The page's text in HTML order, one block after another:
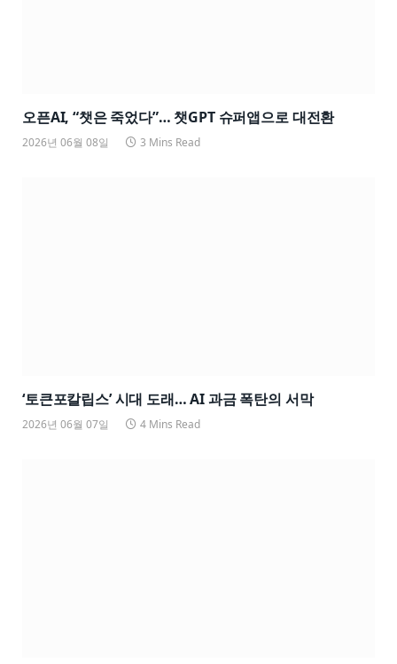
오픈AI, “챗은 죽었다”… 챗GPT 슈퍼앱으로 대전환
2026년 06월 08일 3 Mins Read
‘토큰포칼립스’ 시대 도래… AI 과금 폭탄의 서막
2026년 06월 07일 4 Mins Read